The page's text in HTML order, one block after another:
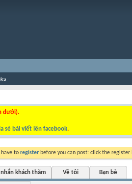
dưới).
sẻ bài viết lên facebook.
to register before you can post: click the
khách thăm Về tôi Bạn bè